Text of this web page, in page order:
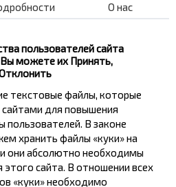
акции, скидки и
INFOBUS.
новостей и
дешевле!
О нас
пользователей сайта
можете их Принять,
текстовые файлы, которые
для повышения
В законе
хранить файлы «куки» на
они абсолютно необходимы
сайта. В отношении всех
«куки» необходимо